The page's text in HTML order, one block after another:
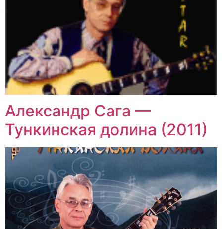
Александр Сага —
Тункинская долина (2011)